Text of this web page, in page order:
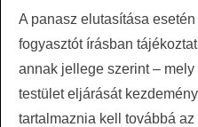
A panasz elutasítása
fogyasztót írásban
annak jellege szerint –
testület eljárását
tartalmaznia kell továbbá